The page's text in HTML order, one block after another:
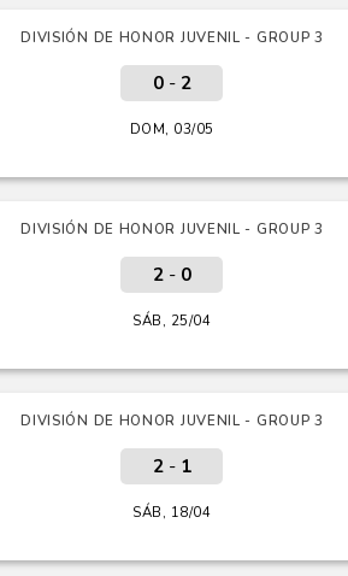
DIVISIÓN DE HONOR JUVENIL - GROUP 3
0- 2
DOM, 03/05
DIVISIÓN DE HONOR JUVENIL - GROUP 3
2- 0
SÁB, 25/04
DIVISIÓN DE HONOR JUVENIL - GROUP 3
2- 1
SÁB, 18/04